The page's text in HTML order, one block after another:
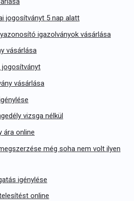
jogosítványt 5 nap alatt
igazolványok vásárlása
vásárlása
jogosítványt
vásárlása
vizsga nélkül
ára online
még soha nem volt ilyen
igénylése
online